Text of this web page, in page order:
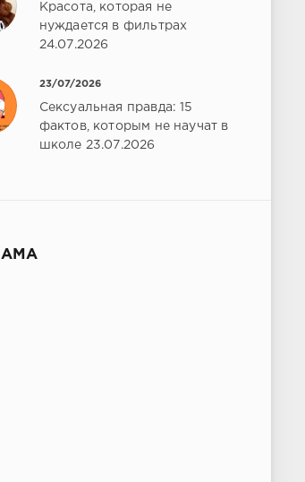
Красота, которая не
нуждается в фильтрах
24.07.2026
23/07/2026
Сексуальная правда: 15
фактов, которым не научат в
школе 23.07.2026